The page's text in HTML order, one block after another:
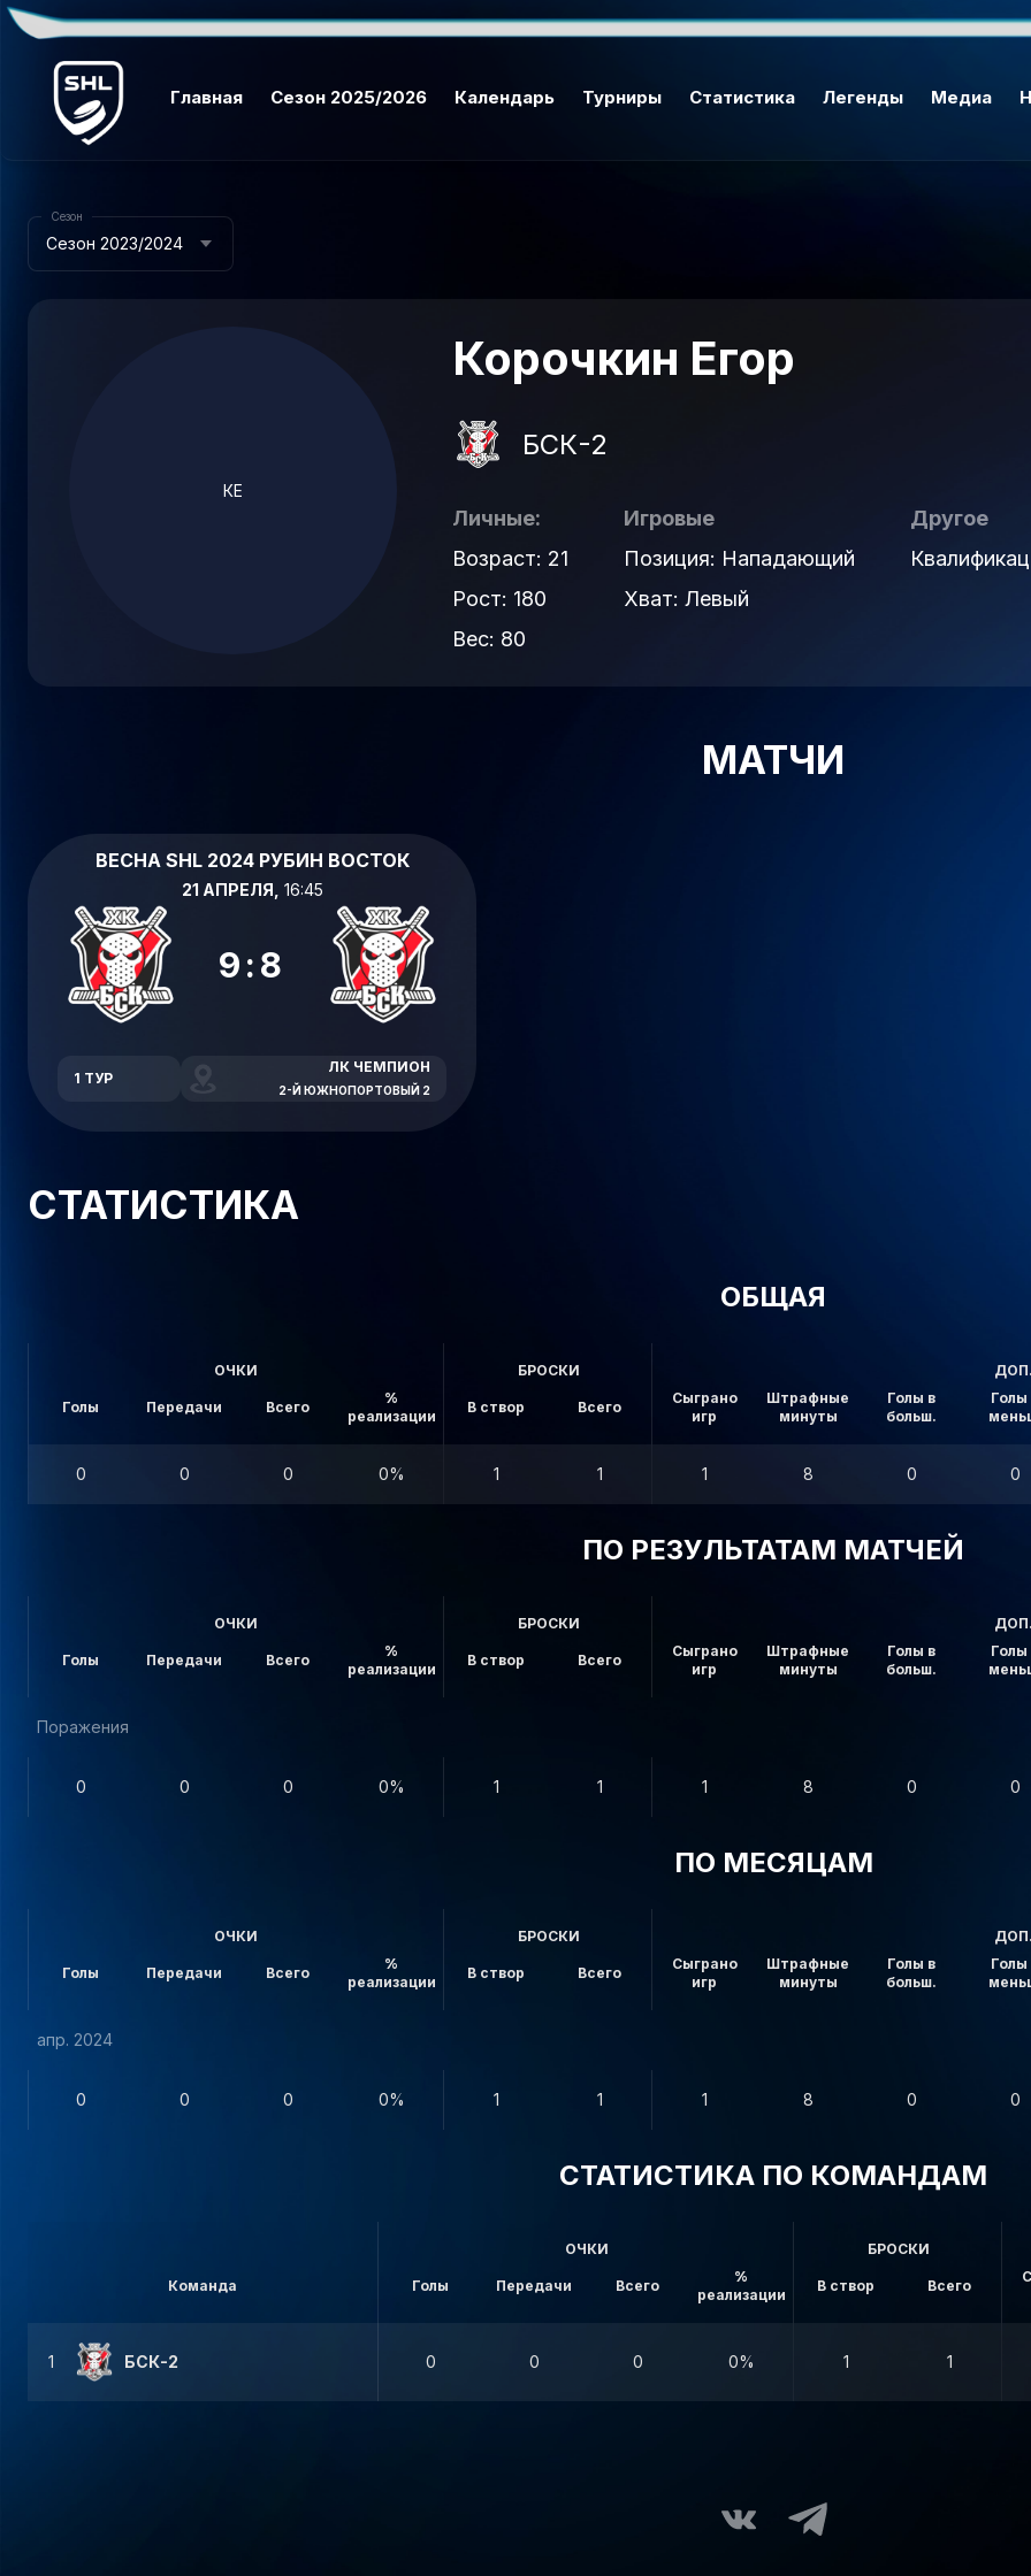
Главная Сезон 2025/2026 Календарь Турниры Статистика Легенды Медиа
Сезон 2023/2024
Сезон
КЕ
Корочкин Егор
БСК-2
Личные:
Возраст: 21
Рост: 180
Вес: 80
Игровые
Позиция: Нападающий
Хват: Левый
Другое
МАТЧИ
ВЕСНА SHL 2024 РУБИН ВОСТОК
21 АПРЕЛЯ, 16:45
9:8
1 ТУР
ЛК ЧЕМПИОН
2-Й ЮЖНОПОРТОВЫЙ 2
СТАТИСТИКА
ОБЩАЯ
ОЧКИ
Голы Передачи Всего
%
реализации
БРОСКИ
В створ Всего
Сыграно
игр
Штрафные
минуты
Голы в
больш.
Голы
0 0 0 0% 1 1 1 8 0 0
ПО РЕЗУЛЬТАТАМ МАТЧЕЙ
ОЧКИ
Голы Передачи Всего
%
реализации
БРОСКИ
В створ Всего
Сыграно
игр
Штрафные
минуты
Голы в
больш.
Голы
Поражения
0 0 0 0% 1 1 1 8 0 0
ПО МЕСЯЦАМ
ОЧКИ
Голы Передачи Всего
%
реализации
БРОСКИ
В створ Всего
Сыграно
игр
Штрафные
минуты
Голы в
больш.
Голы
апр. 2024
0 0 0 0% 1 1 1 8 0 0
СТАТИСТИКА ПО КОМАНДАМ
Команда
ОЧКИ
Голы Передачи Всего
%
реализации
БРОСКИ
В створ Всего
1 БСК-2 0 0 0 0% 1 1